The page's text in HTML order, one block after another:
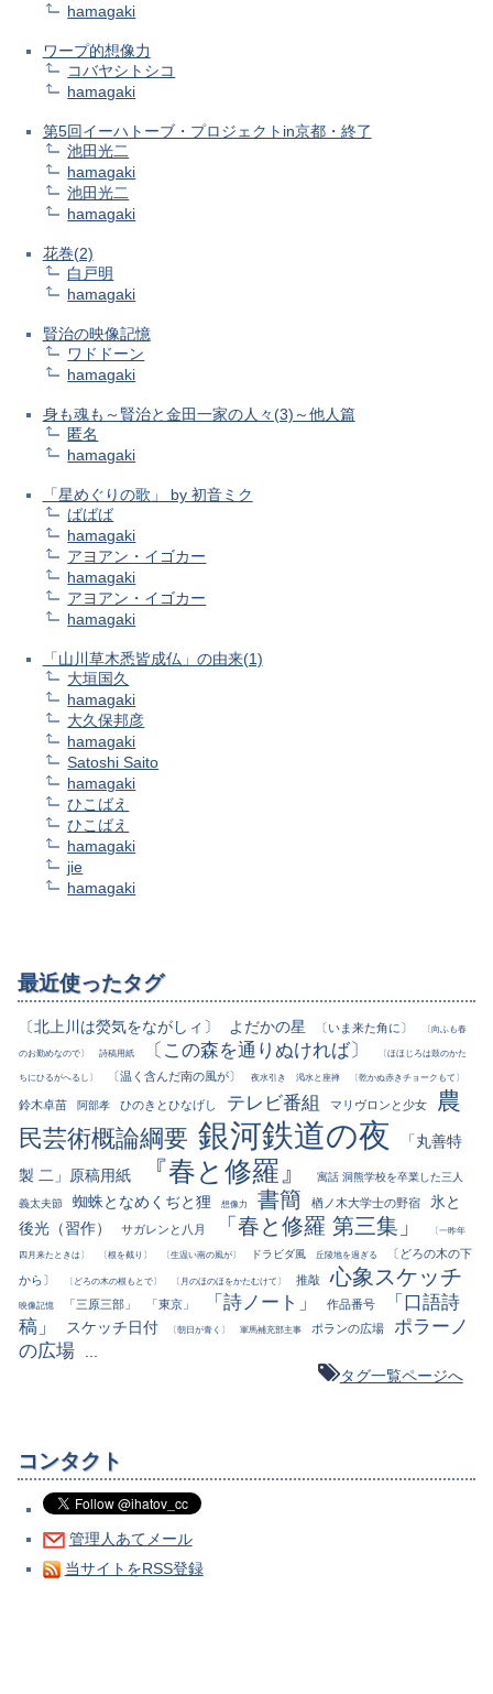
hamagaki
ワープ的想像力
コバヤシトシコ
hamagaki
第5回イーハトーブ・プロジェクトin京都・終了
池田光二
hamagaki
池田光二
hamagaki
花巻(2)
白戸明
hamagaki
賢治の映像記憶
ワドドーン
hamagaki
身も魂も～賢治と金田一家の人々(3)～他人篇
匿名
hamagaki
「星めぐりの歌」 by 初音ミク
ばばば
hamagaki
アヨアン・イゴカー
hamagaki
アヨアン・イゴカー
hamagaki
「山川草木悉皆成仏」の由来(1)
大垣国久
hamagaki
大久保邦彦
hamagaki
Satoshi Saito
hamagaki
ひこばえ
ひこばえ
hamagaki
jie
hamagaki
最近使ったタグ
〔北上川は熒気をながしィ〕 よだかの星 〔いま来た角に〕 〔向ふも春
のお勤めなので〕 詩稿用紙 〔この森を通りぬければ〕 〔ほほじろは鼓のかた
ちにひるがへるし〕 〔温く含んだ南の風が〕 夜水引き 渇水と座禅 〔乾かぬ赤きチョークもて〕
鈴木卓苗 阿部孝 ひのきとひなげし テレビ番組 マリヴロンと少女
農
民芸術概論綱要 銀河鉄道の夜
「丸善特
製 二」原稿用紙
『春と修羅』 寓話 洞熊学校を卒業した三人
義太夫節 蜘蛛となめくぢと狸 想像力 書簡 楢ノ木大学士の野宿
氷と
後光（習作）
サガレンと八月 「春と修羅 第三集」 〔一昨年
四月来たときは〕 〔根を截り〕 〔生温い南の風が〕 ドラビダ風 丘陵地を過ぎる
〔どろの木の下
から〕
〔どろの木の根もとで〕 〔月のほのほをかたむけて〕 推敲 心象スケッチ
映像記憶 「三原三部」 「東京」 「詩ノート」 作品番号
「口語詩
稿」
スケッチ日付 〔朝日が青く〕 軍馬補充部主事 ポランの広場
ポラーノ
の広場
タグ一覧ページへ
コンタクト
管理人あてメール
当サイトをRSS登録